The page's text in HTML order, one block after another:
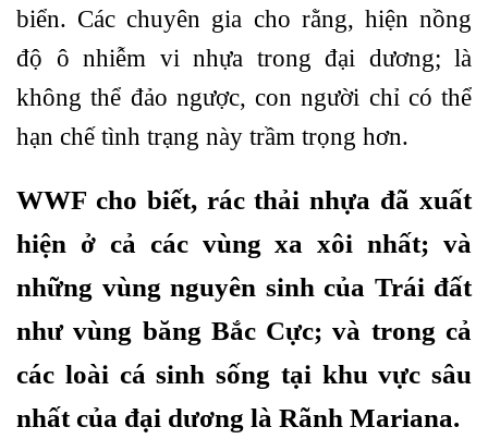
biển. Các chuyên gia cho rằng, hiện nồng
độ ô nhiễm vi nhựa trong đại dương; là
không thể đảo ngược, con người chỉ có thể
hạn chế tình trạng này trầm trọng hơn.
WWF cho biết, rác thải nhựa đã xuất
hiện ở cả các vùng xa xôi nhất; và
những vùng nguyên sinh của Trái đất
như vùng băng Bắc Cực; và trong cả
các loài cá sinh sống tại khu vực sâu
nhất của đại dương là Rãnh Mariana.